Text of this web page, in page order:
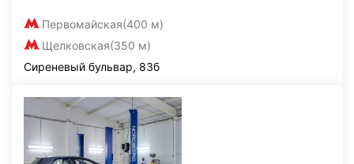
Первомайская(400 м)
Щелковская(350 м)
Сиреневый бульвар, 83б